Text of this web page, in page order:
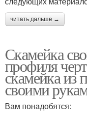
читать дальше →
Скамейка
профиля
скамейка из
своими
Вам понадобятся: